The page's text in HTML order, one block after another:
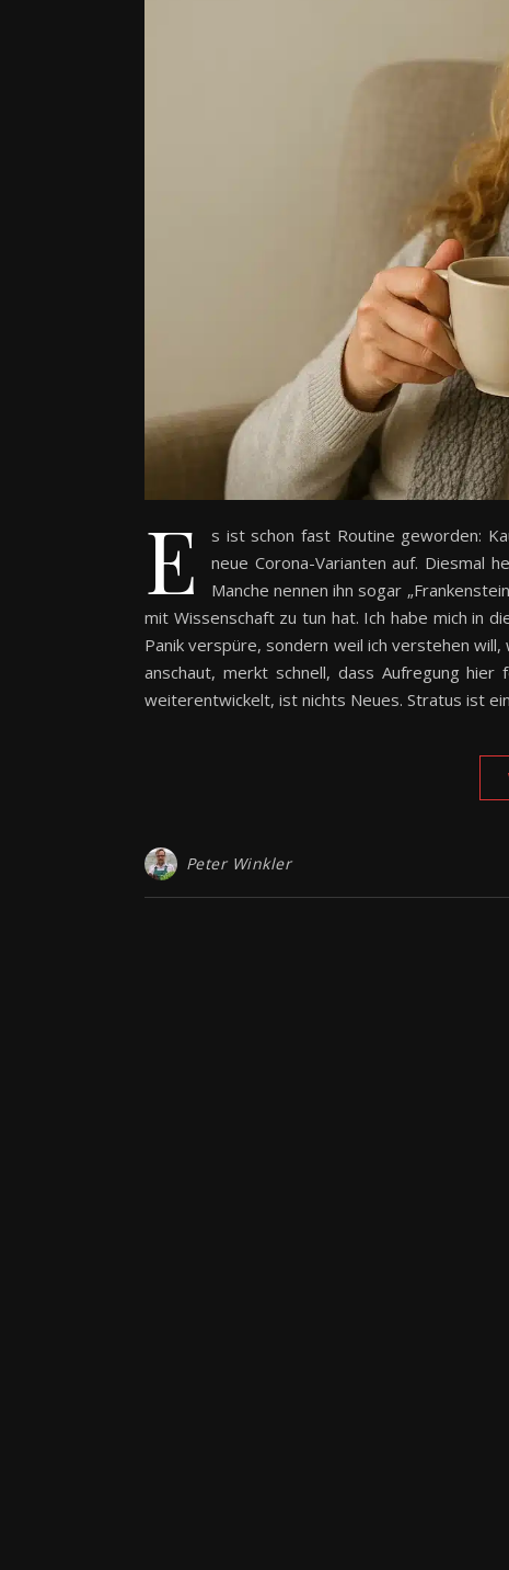
E
s ist schon fast Routine geworden:
neue Corona-Varianten auf. Diesmal
Manche nennen ihn sogar
mit Wissenschaft zu tun hat. Ich habe mich in
Panik verspüre, sondern weil ich verstehen
anschaut, merkt schnell, dass Aufregung
weiterentwickelt, ist nichts Neues. Stratus ist
Peter Winkler